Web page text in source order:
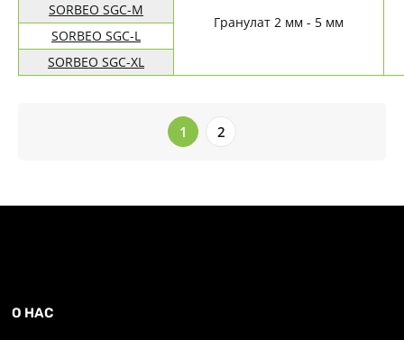
Гранулат 2 мм - 5 мм
SORBEO SGC-M
SORBEO SGC-L
SORBEO SGC-XL
1 2
О НАС